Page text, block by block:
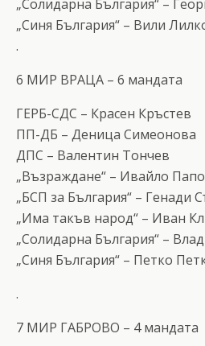
„Солидарна България“ –
„Синя България“ – Вили
.
6 МИР ВРАЦА – 6 мандата
ГЕРБ-СДС – Красен Кръстев
ПП-ДБ – Деница Симеонова
ДПС – Валентин Тончев
„Възраждане“ – Ивайло
„БСП за България“ – Генади
„Има такъв народ“ – Иван
„Солидарна България“ –
„Синя България“ – Петко
.
7 МИР ГАБРОВО – 4 мандата